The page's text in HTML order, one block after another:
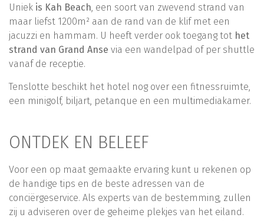
Uniek is Kah Beach , een soort van zwevend strand van
maar liefst 1200m² aan de rand van de klif met een
jacuzzi en hammam. U heeft verder ook toegang tot het
strand van Grand Anse via een wandelpad of per shuttle
vanaf de receptie.
Tenslotte beschikt het hotel nog over een fitnessruimte,
een minigolf, biljart, petanque en een multimediakamer.
ONTDEK EN BELEEF
Voor een op maat gemaakte ervaring kunt u rekenen op
de handige tips en de beste adressen van de
conciërgeservice. Als experts van de bestemming, zullen
zij u adviseren over de geheime plekjes van het eiland.